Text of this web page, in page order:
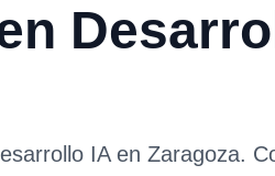
IAen Zaragoza.